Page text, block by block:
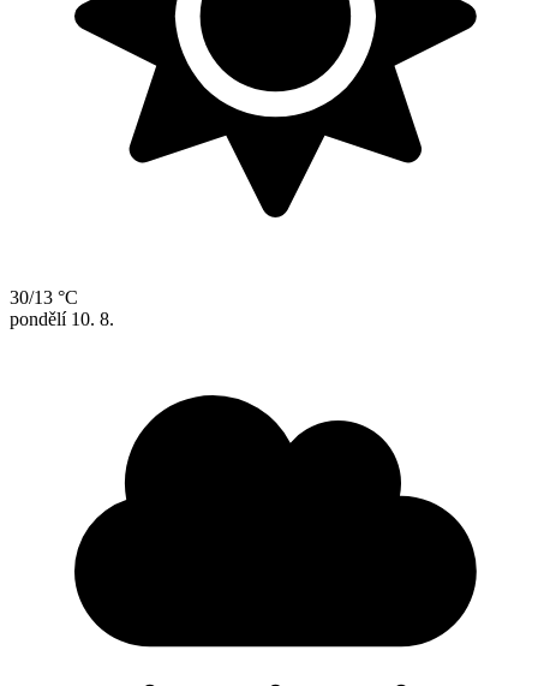
30/13 °C
pondělí 10. 8.